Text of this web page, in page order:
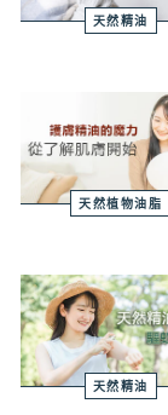
天然精油
天然植物油脂
天然精油